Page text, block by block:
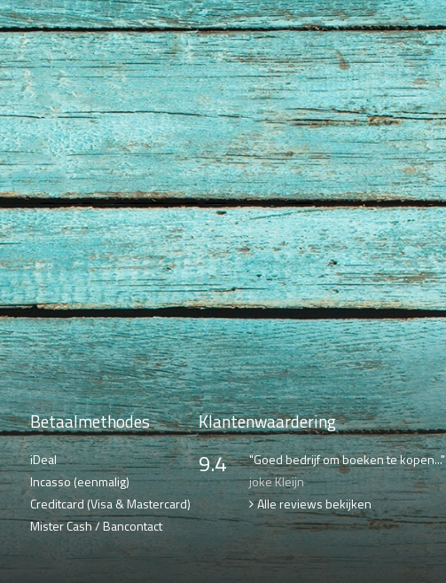
Betaalmethodes
iDeal
Incasso (eenmalig)
Creditcard (Visa & Mastercard)
Mister Cash / Bancontact
Klantenwaardering
9.4
"Goed bedrijf om boeken te kopen..."
joke Kleijn
Alle reviews bekijken